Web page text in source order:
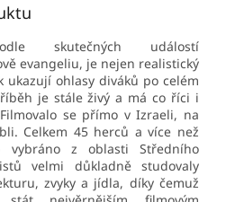
skutečných událostí
evangeliu, je nejen realistický
ukazují ohlasy diváků po celém
je stále živý a má co říci i
se přímo v Izraeli, na
Celkem 45 herců a více než
vybráno z oblasti Středního
velmi důkladně studovaly
zvyky a jídla, díky čemuž